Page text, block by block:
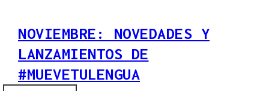
NOVIEMBRE: NOVEDADES Y
LANZAMIENTOS DE
#MUEVETULENGUA